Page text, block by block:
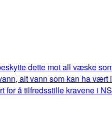
dette mot all væske
alt vann som kan ha vært
for å tilfredsstille kravene i